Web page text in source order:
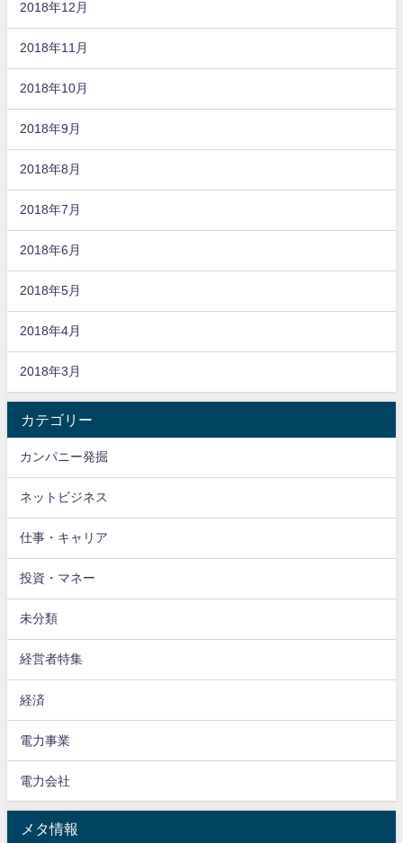
2018年12月
2018年11月
2018年10月
2018年9月
2018年8月
2018年7月
2018年6月
2018年5月
2018年4月
2018年3月
カテゴリー
カンパニー発掘
ネットビジネス
仕事・キャリア
投資・マネー
未分類
経営者特集
経済
電力事業
電力会社
メタ情報